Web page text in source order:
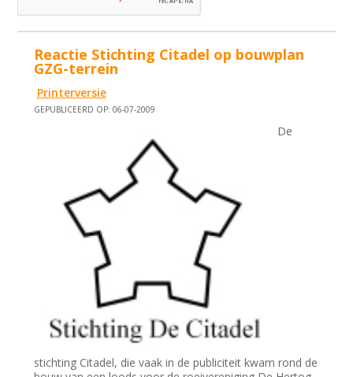
Reactie Stichting Citadel op bouwplan
GZG-terrein
Printerversie
GEPUBLICEERD OP: 06-07-2009
De
stichting Citadel, die vaak in de publiciteit kwam rond de